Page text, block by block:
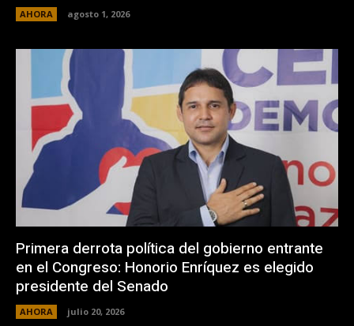
AHORA agosto 1, 2026
Primera derrota política del gobierno entrante
en el Congreso: Honorio Enríquez es elegido
presidente del Senado
AHORA julio 20, 2026